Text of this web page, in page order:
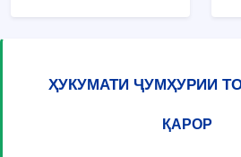
ҲУКУМАТИ ҶУМҲУРИИ
ҚАРОР